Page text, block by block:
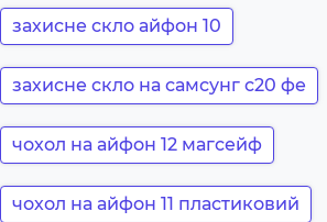
захисне скло айфон 10
захисне скло на самсунг с20 фе
чохол на айфон 12 магсейф
чохол на айфон 11 пластиковий